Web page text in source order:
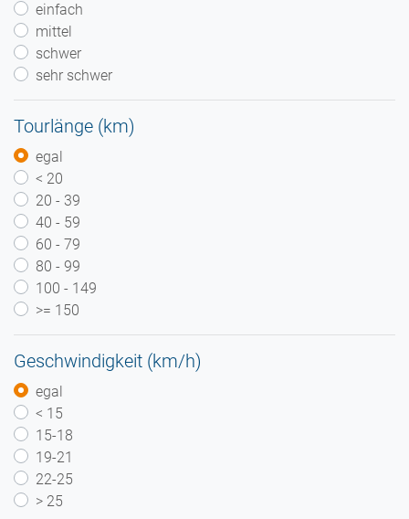
einfach
mittel
schwer
sehr schwer
Tourlänge (km)
egal
< 20
20 - 39
40 - 59
60 - 79
80 - 99
100 - 149
>= 150
Geschwindigkeit (km/h)
egal
< 15
15-18
19-21
22-25
> 25